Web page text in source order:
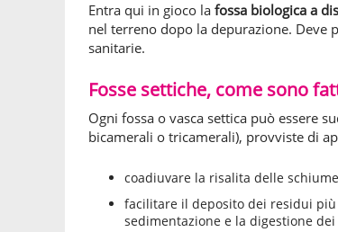
Entra qui in gioco la fossa biologica a
nel terreno dopo la depurazione.
sanitarie.
Fosse settiche, come sono
Ogni fossa o vasca settica può essere
bicamerali o tricamerali), provviste di
coadiuvare la risalita delle
facilitare il deposito dei residui più
sedimentazione e la digestione